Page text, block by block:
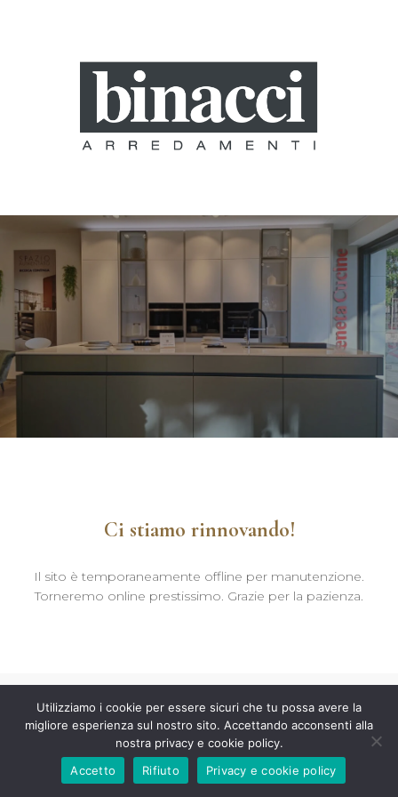
Ci stiamo rinnovando!
Il sito è temporaneamente offline per manutenzione.
Torneremo online prestissimo. Grazie per la pazienza.
Utilizziamo i cookie per essere sicuri che tu possa avere la
migliore esperienza sul nostro sito. Accettando acconsenti alla
nostra privacy e cookie policy.
Accetto
Rifiuto Privacy e cookie policy